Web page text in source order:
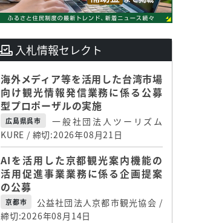
入札情報セレクト
海外メディア等を活用した台湾市場
向け観光情報発信業務に係る公募
型プロポーザルの実施
広島県呉市
一般社団法人ツーリズム
KURE / 締切:2026年08月21日
AIを活用した京都観光案内機能の
活用促進事業業務に係る企画提案
の公募
京都市
公益社団法人京都市観光協会 /
締切:2026年08月14日